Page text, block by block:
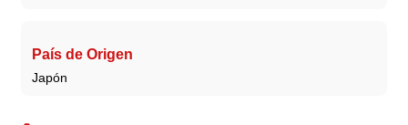
País de Origen
Japón